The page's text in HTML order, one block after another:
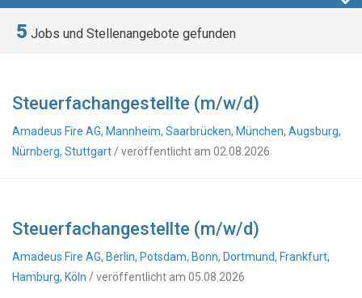
5 Jobs und Stellenangebote gefunden
Steuerfachangestellte (m/w/d)
Amadeus Fire AG, Mannheim, Saarbrücken, München, Augsburg,
Nürnberg, Stuttgart / veröffentlicht am 02.08.2026
Steuerfachangestellte (m/w/d)
Amadeus Fire AG, Berlin, Potsdam, Bonn, Dortmund, Frankfurt,
Hamburg, Köln / veröffentlicht am 05.08.2026